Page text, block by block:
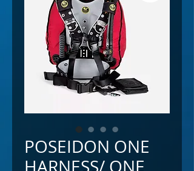
POSEIDON ONE
HARNESS/ ONE